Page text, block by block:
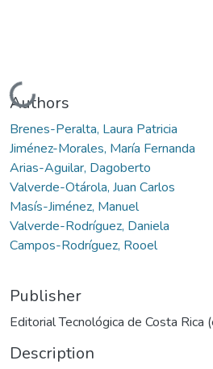
Loading...
Authors
Brenes-Peralta, Laura Patricia
Jiménez-Morales, María Fernanda
Arias-Aguilar, Dagoberto
Valverde-Otárola, Juan Carlos
Masís-Jiménez, Manuel
Valverde-Rodríguez, Daniela
Campos-Rodríguez, Rooel
Publisher
Editorial Tecnológica de Costa Rica
Description